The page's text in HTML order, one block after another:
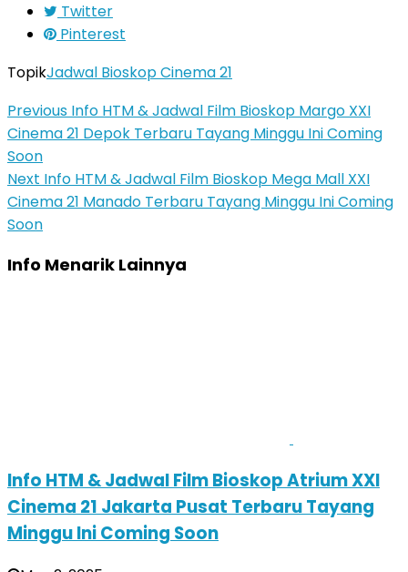
Twitter
Pinterest
TopikJadwal Bioskop Cinema 21
Previous Info HTM & Jadwal Film Bioskop Margo XXI
Cinema 21 Depok Terbaru Tayang Minggu Ini Coming
Soon
Next Info HTM & Jadwal Film Bioskop Mega Mall XXI
Cinema 21 Manado Terbaru Tayang Minggu Ini Coming
Soon
Info Menarik Lainnya
Info HTM & Jadwal Film Bioskop Atrium XXI
Cinema 21 Jakarta Pusat Terbaru Tayang
Minggu Ini Coming Soon